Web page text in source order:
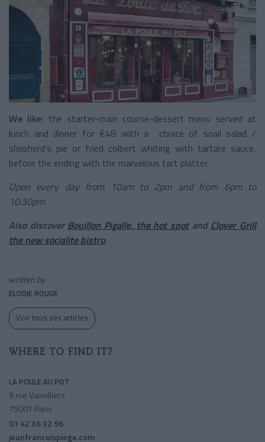
We like: the starter-main course-dessert menu served at
lunch and dinner for €48 with a choice of snail salad /
shepherd’s pie or fried colbert whiting with tartare sauce,
before the ending with the marvelous tart platter.
Open every day from10am to 2pm and from 6pm to
10:30pm.
Also discover Bouillon Pigalle, the hot spotand Clover Grill
the new socialite bistro.
written by
ELODIE ROUGE
Voir tous ses articles
WHERE TO FIND IT?
LA POULE AU POT
9 rue Vauvilliers
75001 Paris
01 42 36 32 96
jeanfrancoispiege.com